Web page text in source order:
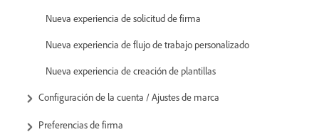
Nueva experiencia de solicitud de firma
Nueva experiencia de flujo de trabajo personalizado
Nueva experiencia de creación de plantillas
Configuración de la cuenta / Ajustes de marca
Preferencias de firma